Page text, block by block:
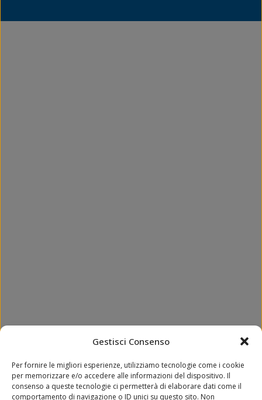
Gestisci Consenso
Per fornire le migliori esperienze, utilizziamo tecnologie come i cookie
per memorizzare e/o accedere alle informazioni del dispositivo. Il
consenso a queste tecnologie ci permetterà di elaborare dati come il
comportamento di navigazione o ID unici su questo sito. Non